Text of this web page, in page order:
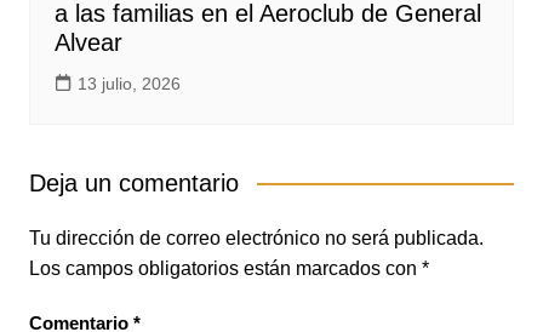
a las familias en el Aeroclub de General
Alvear
13 julio, 2026
Deja un comentario
Tu dirección de correo electrónico no será publicada.
Los campos obligatorios están marcados con *
Comentario *